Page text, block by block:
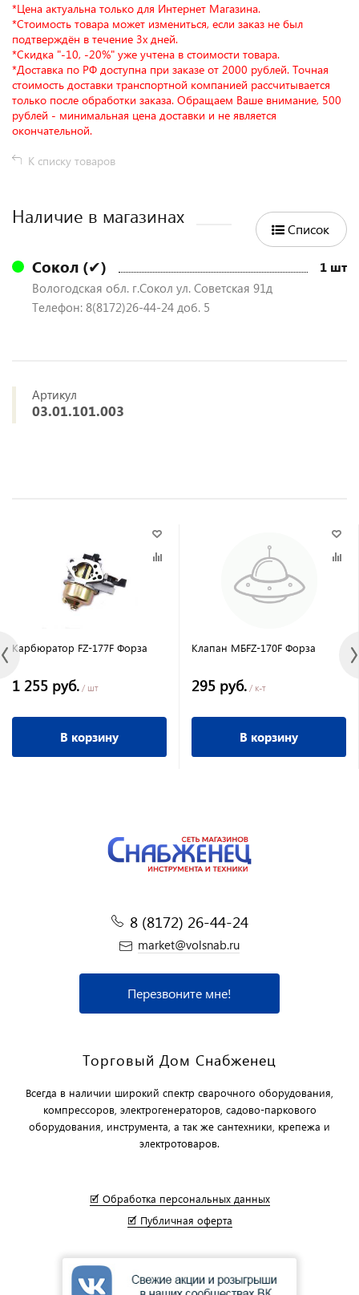
*Цена актуальна только для Интернет Магазина.
*Стоимость товара может измениться, если заказ не был
подтверждён в течение 3х дней.
*Скидка "-10, -20%" уже учтена в стоимости товара.
*Доставка по РФ доступна при заказе от 2000 рублей. Точная
стоимость доставки транспортной компанией рассчитывается
только после обработки заказа. Обращаем Ваше внимание, 500
рублей - минимальная цена доставки и не является
окончательной.
К списку товаров
Наличие в магазинах
Список
Сокол (✔) 1 шт
Вологодская обл. г.Сокол ул. Советская 91д
Телефон: 8(8172)26-44-24 доб. 5
Артикул
03.01.101.003
Карбюратор FZ-177F Форза
1 255 руб. / шт
В корзину
Клапан МБFZ-170F Форза
295 руб. / к-т
В корзину
8 (8172) 26-44-24
market@volsnab.ru
Перезвоните мне!
Торговый Дом Снабженец
Всегда в наличии широкий спектр сварочного оборудования,
компрессоров, электрогенераторов, садово-паркового
оборудования, инструмента, а так же сантехники, крепежа и
электротоваров.
🗹 Обработка персональных данных
🗹 Публичная оферта